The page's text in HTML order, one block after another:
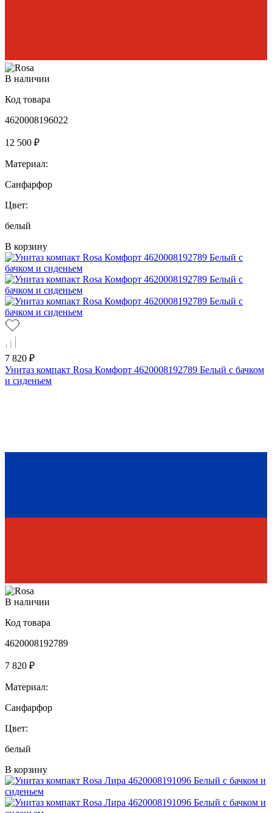
В наличии
Код товара
4620008196022
12 500 ₽
Материал:
Санфарфор
Цвет:
белый
В корзину
7 820 ₽
Унитаз компакт Rosa Комфорт 4620008192789 Белый с бачком
и сиденьем
В наличии
Код товара
4620008192789
7 820 ₽
Материал:
Санфарфор
Цвет:
белый
В корзину